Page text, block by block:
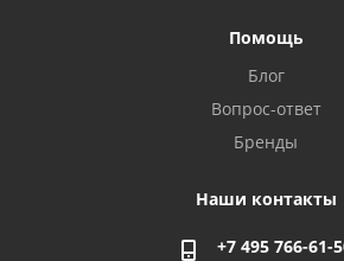
Помощь
Блог
Вопрос-ответ
Бренды
Наши контакты
+7 495 766-61-